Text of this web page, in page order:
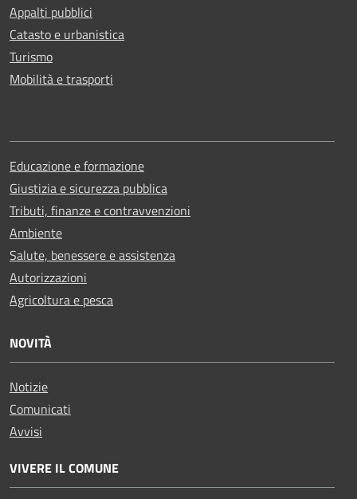
Appalti pubblici
Catasto e urbanistica
Turismo
Mobilità e trasporti
Educazione e formazione
Giustizia e sicurezza pubblica
Tributi, finanze e contravvenzioni
Ambiente
Salute, benessere e assistenza
Autorizzazioni
Agricoltura e pesca
NOVITÀ
Notizie
Comunicati
Avvisi
VIVERE IL COMUNE